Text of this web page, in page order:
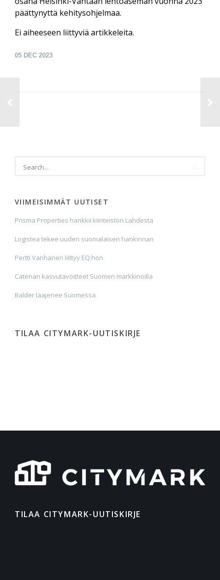
päättynyttä kehitysohjelmaa.
Ei aiheeseen liittyviä artikkeleita.
05 DEC 2023
VIIMEISIMMÄT UUTISET
Prisma Properties hankkii kiinteistön Lahdesta
Logistea tekee uuden suomalaisen hankinnan
Pertti Vanhanen liittyy EQ:hon
Catenan kasvutavoitteet Suomen markkinoilla
Balder laajenee Suomessa
TILAA CITYMARK-UUTISKIRJE
TILAA CITYMARK-UUTISKIRJE